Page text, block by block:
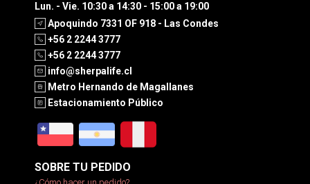
Lun. - Vie. 10:30 a 14:30 - 15:00 a 19:00
Apoquindo 7331 OF 918 - Las Condes
+56 2 2244 3777
+56 2 2244 3777
info@sherpalife.cl
Metro Hernando de Magallanes
Estacionamiento Público
SOBRE TU PEDIDO